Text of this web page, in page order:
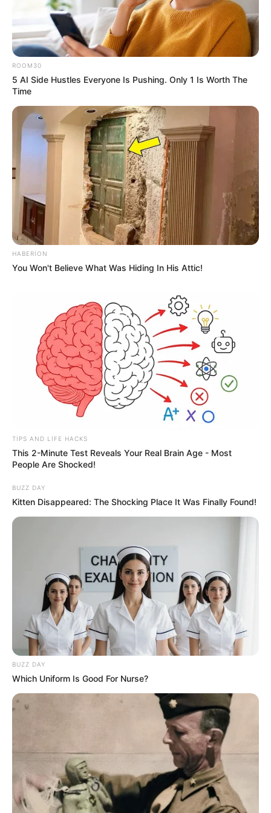
14:10 / 03 Avqust 2026 TİBB
Qadınlarda qarınaltı ağrısı nə zaman
təhlükəlidir? –Həkim açıqladı
137 0
13:59 / 03 Avqust 2026 CƏMİYYƏT
4 avqusta bizi nələr gözləyir? —ULDUZ
FALI
13:59 / 03 Avqust 2026
Saxta çıxarış və digər rəsmi sənədlərə
görə hansıməsuliyyət var?
152 0
1 2 3 4 5 6 ... 51 52
ROOM30
5 AI Side Hustles Everyone Is Pushing. Only 1 Is Worth The
Time
HABERION
You Won't Believe What Was Hiding In His Attic!
TIPS AND LIFE HACKS
This 2-Minute Test Reveals Your Real Brain Age - Most
People Are Shocked!
BUZZ DAY
Kitten Disappeared: The Shocking Place It Was Finally Found!
BUZZ DAY
Which Uniform Is Good For Nurse?